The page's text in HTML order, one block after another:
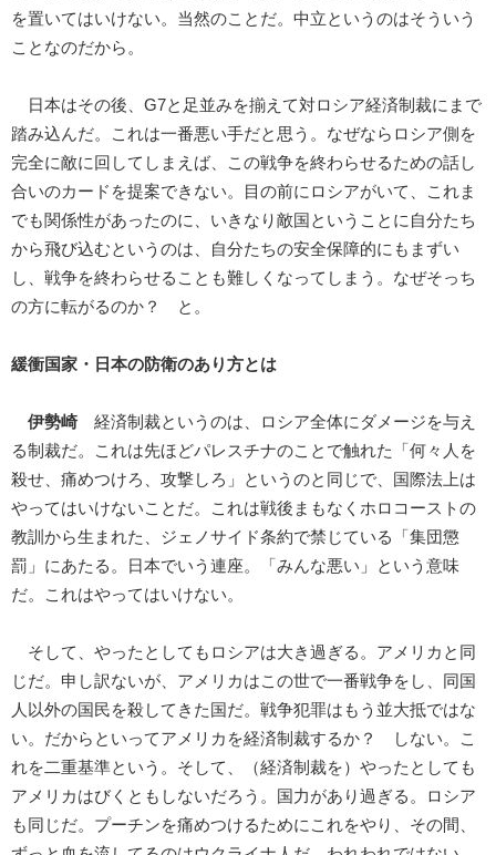
を置いてはいけない。当然のことだ。中立というのはそういう
ことなのだから。
日本はその後、G7と足並みを揃えて対ロシア経済制裁にまで
踏み込んだ。これは一番悪い手だと思う。なぜならロシア側を
完全に敵に回してしまえば、この戦争を終わらせるための話し
合いのカードを提案できない。目の前にロシアがいて、これま
でも関係性があったのに、いきなり敵国ということに自分たち
から飛び込むというのは、自分たちの安全保障的にもまずい
し、戦争を終わらせることも難しくなってしまう。なぜそっち
の方に転がるのか？ と。
緩衝国家・日本の防衛のあり方とは
伊勢崎経済制裁というのは、ロシア全体にダメージを与え
る制裁だ。これは先ほどパレスチナのことで触れた「何々人を
殺せ、痛めつけろ、攻撃しろ」というのと同じで、国際法上は
やってはいけないことだ。これは戦後まもなくホロコーストの
教訓から生まれた、ジェノサイド条約で禁じている「集団懲
罰」にあたる。日本でいう連座。「みんな悪い」という意味
だ。これはやってはいけない。
そして、やったとしてもロシアは大き過ぎる。アメリカと同
じだ。申し訳ないが、アメリカはこの世で一番戦争をし、同国
人以外の国民を殺してきた国だ。戦争犯罪はもう並大抵ではな
い。だからといってアメリカを経済制裁するか？ しない。こ
れを二重基準という。そして、（経済制裁を）やったとしても
アメリカはびくともしないだろう。国力があり過ぎる。ロシア
も同じだ。プーチンを痛めつけるためにこれをやり、その間、